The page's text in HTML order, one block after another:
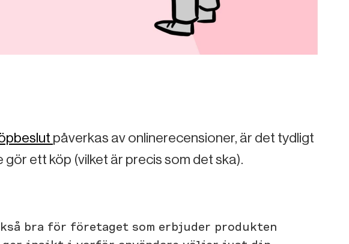
påverkas av onlinerecensioner, är det tydligt
ett köp (vilket är precis som det ska).
bra för företaget som erbjuder produkten